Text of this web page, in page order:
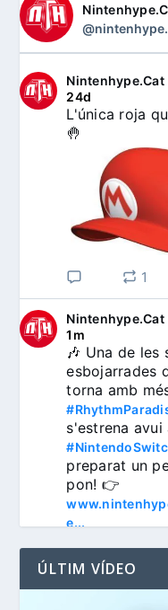
Nintenhype.Cat
24d
L'única roja
🤚
1
Nintenhype.Cat
1m
🎶 Una de les
esbojarrades
preparat un
e...
ÚLTIM VÍDEO